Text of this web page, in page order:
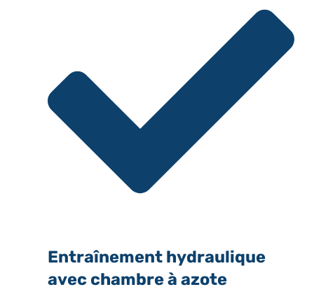
Entraînement hydraulique
avec chambre à azote